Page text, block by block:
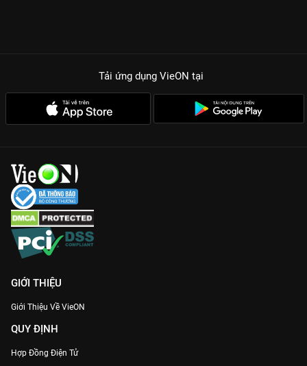
Tải ứng dụng VieON tại
GIỚI THIỆU
Giới Thiệu Về VieON
QUY ĐỊNH
Hợp Đồng Điện Tử